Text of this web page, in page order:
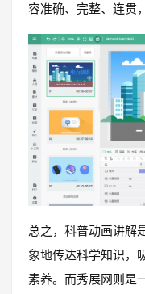
容准确、完整、连贯
总之，科普动画讲解
象地传达科学知识，
素养。而秀展网则是